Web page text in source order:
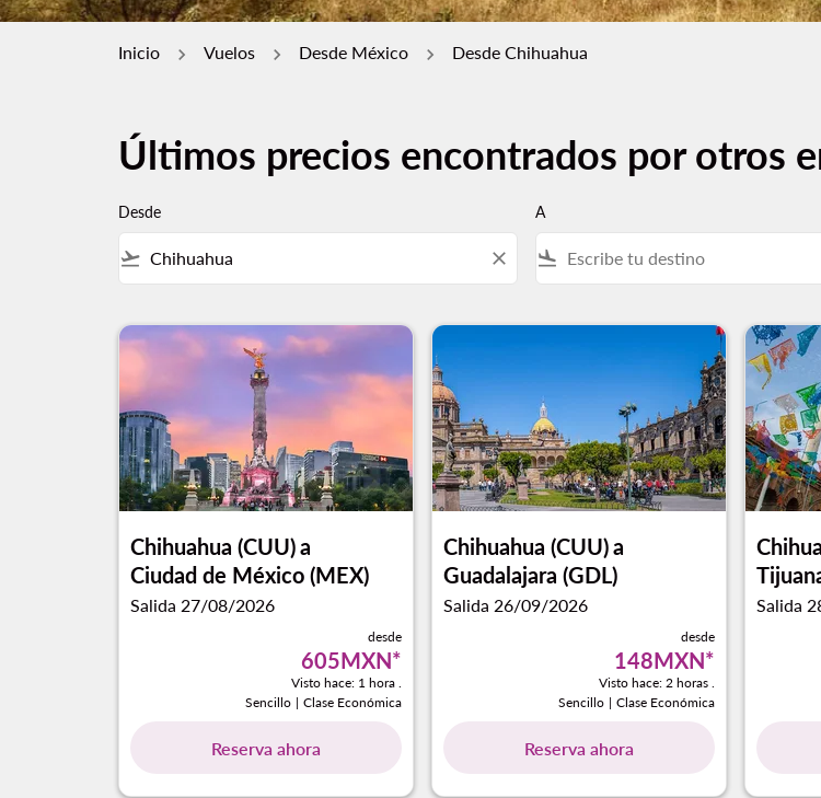
Inicio Vuelos Desde México Desde Chihuahua
Últimos precios encontrados por otros
Desde
flight_takeoff close
A
flight_land
Chihuahua (CUU)a
Ciudad de México (MEX)
Salida 27/08/2026
desde
605MXN*
Visto hace: 1 hora .
Sencillo | Clase Económica
Reserva ahora
Chihuahua (CUU)a
Guadalajara (GDL)
Salida 26/09/2026
desde
148MXN*
Visto hace: 2 horas .
Sencillo | Clase Económica
Reserva ahora
Salida